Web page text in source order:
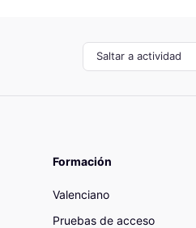
Saltar a actividad
Formación
Valenciano
Pruebas de acceso